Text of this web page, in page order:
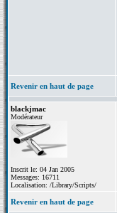
Revenir en haut de page
blackjmac
Modérateur
Inscrit le: 04 Jan 2005
Messages: 16711
Localisation: /Library/Scripts/
Revenir en haut de page